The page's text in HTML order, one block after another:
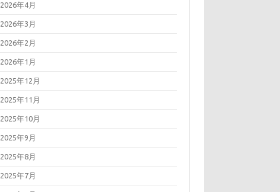
2026年4月
2026年3月
2026年2月
2026年1月
2025年12月
2025年11月
2025年10月
2025年9月
2025年8月
2025年7月